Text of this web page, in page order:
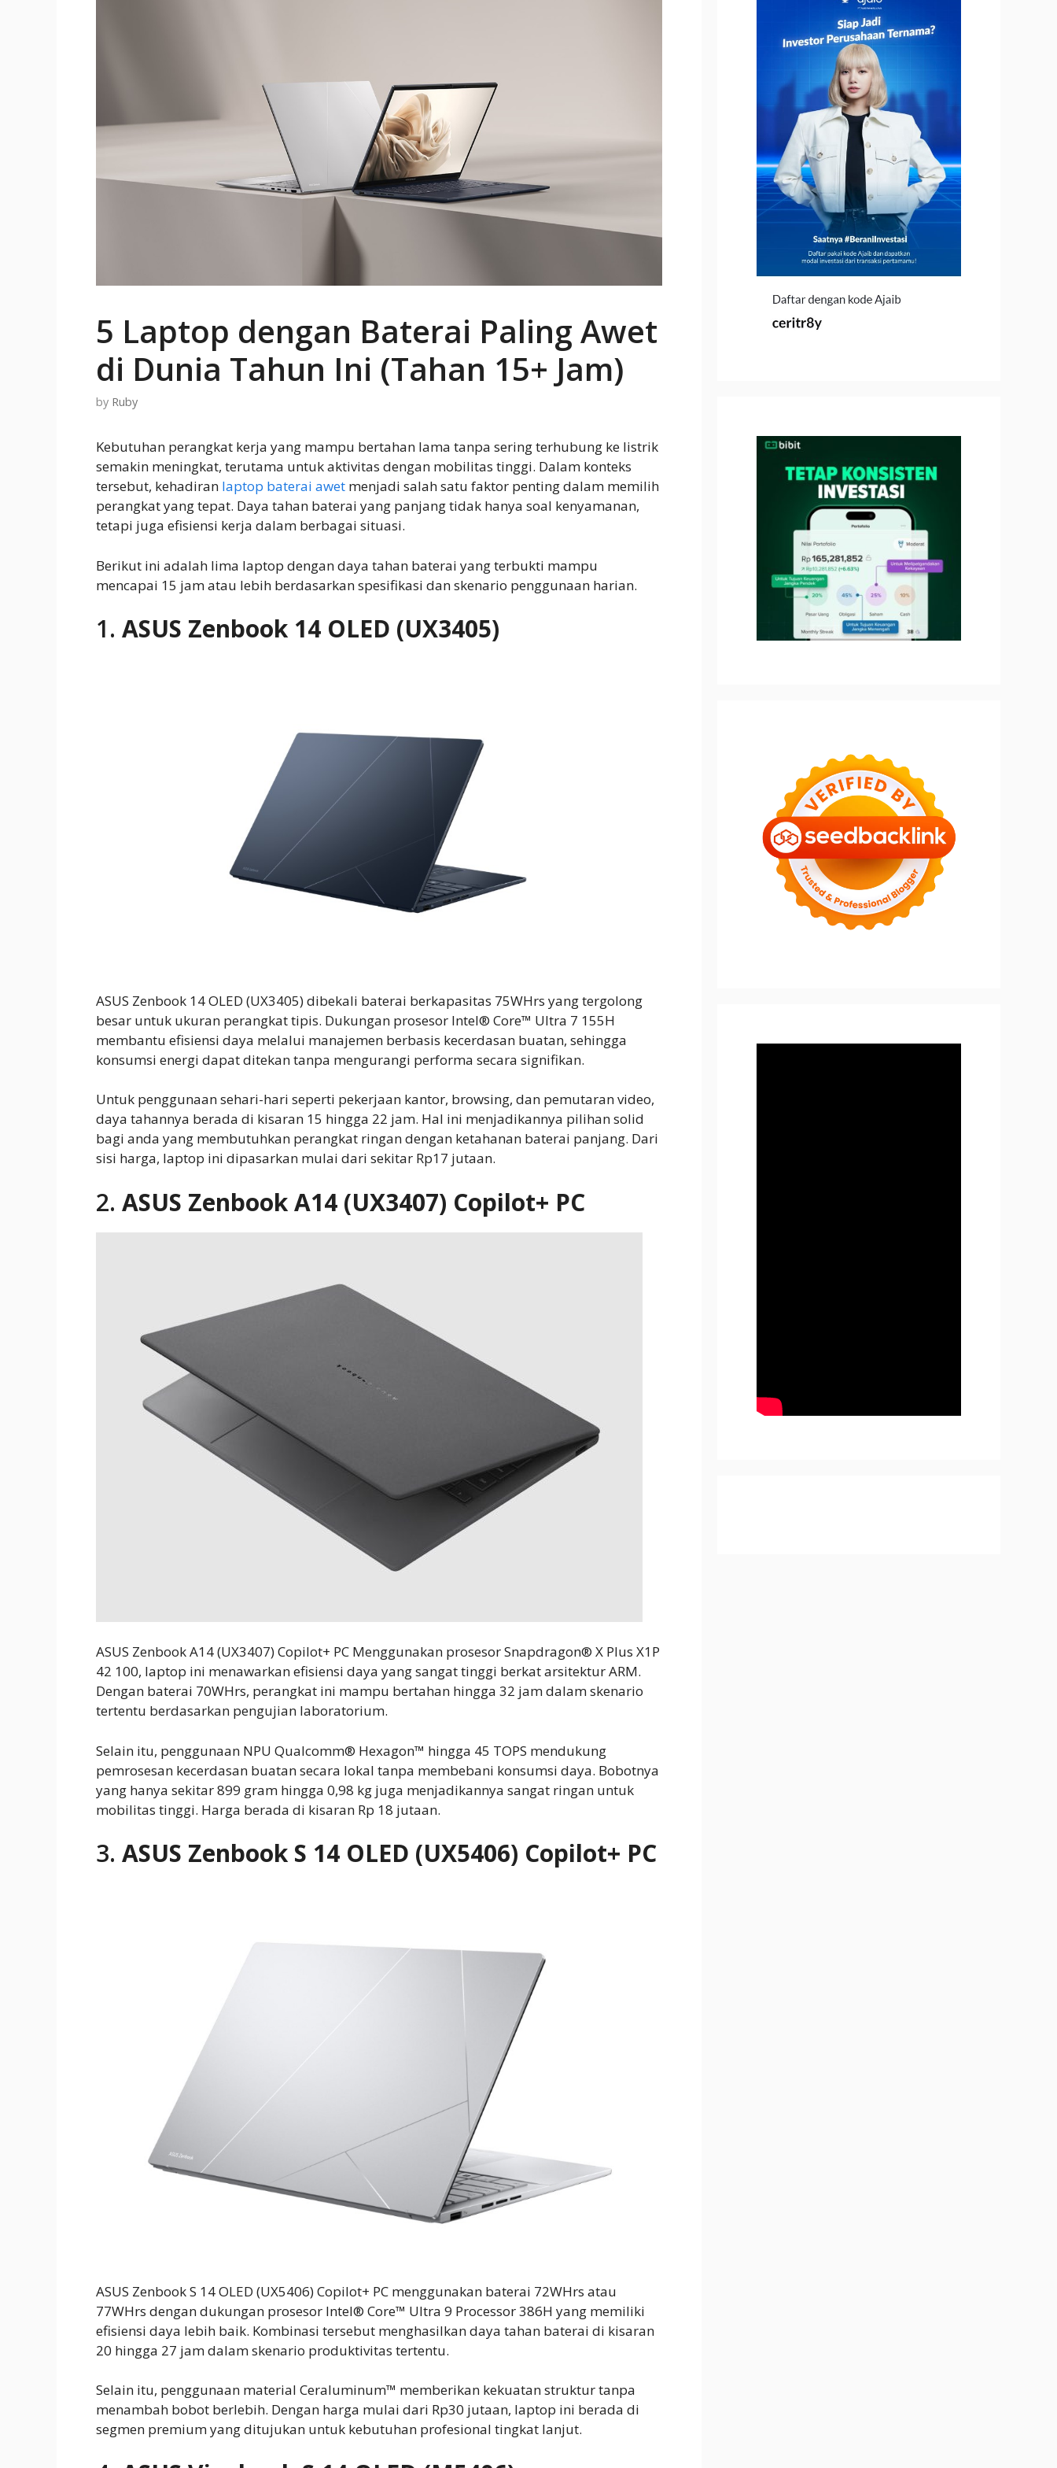
5 Laptop dengan Baterai Paling Awet
di Dunia Tahun Ini (Tahan 15+ Jam)
by Ruby
Kebutuhan perangkat kerja yang mampu bertahan lama tanpa sering terhubung ke listrik
semakin meningkat, terutama untuk aktivitas dengan mobilitas tinggi. Dalam konteks
tersebut, kehadiran laptop baterai awet menjadi salah satu faktor penting dalam memilih
perangkat yang tepat. Daya tahan baterai yang panjang tidak hanya soal kenyamanan,
tetapi juga efisiensi kerja dalam berbagai situasi.
Berikut ini adalah lima laptop dengan daya tahan baterai yang terbukti mampu
mencapai 15 jam atau lebih berdasarkan spesifikasi dan skenario penggunaan harian.
1. ASUS Zenbook 14 OLED (UX3405)
ASUS Zenbook 14 OLED (UX3405) dibekali baterai berkapasitas 75WHrs yang tergolong
besar untuk ukuran perangkat tipis. Dukungan prosesor Intel® Core™ Ultra 7 155H
membantu efisiensi daya melalui manajemen berbasis kecerdasan buatan, sehingga
konsumsi energi dapat ditekan tanpa mengurangi performa secara signifikan.
Untuk penggunaan sehari-hari seperti pekerjaan kantor, browsing, dan pemutaran video,
daya tahannya berada di kisaran 15 hingga 22 jam. Hal ini menjadikannya pilihan solid
bagi anda yang membutuhkan perangkat ringan dengan ketahanan baterai panjang. Dari
sisi harga, laptop ini dipasarkan mulai dari sekitar Rp17 jutaan.
2. ASUS Zenbook A14 (UX3407) Copilot+ PC
ASUS Zenbook A14 (UX3407) Copilot+ PC Menggunakan prosesor Snapdragon® X Plus X1P
42 100, laptop ini menawarkan efisiensi daya yang sangat tinggi berkat arsitektur ARM.
Dengan baterai 70WHrs, perangkat ini mampu bertahan hingga 32 jam dalam skenario
tertentu berdasarkan pengujian laboratorium.
Selain itu, penggunaan NPU Qualcomm® Hexagon™ hingga 45 TOPS mendukung
pemrosesan kecerdasan buatan secara lokal tanpa membebani konsumsi daya. Bobotnya
yang hanya sekitar 899 gram hingga 0,98 kg juga menjadikannya sangat ringan untuk
mobilitas tinggi. Harga berada di kisaran Rp 18 jutaan.
3. ASUS Zenbook S 14 OLED (UX5406) Copilot+ PC
ASUS Zenbook S 14 OLED (UX5406) Copilot+ PC menggunakan baterai 72WHrs atau
77WHrs dengan dukungan prosesor Intel® Core™ Ultra 9 Processor 386H yang memiliki
efisiensi daya lebih baik. Kombinasi tersebut menghasilkan daya tahan baterai di kisaran
20 hingga 27 jam dalam skenario produktivitas tertentu.
Selain itu, penggunaan material Ceraluminum™ memberikan kekuatan struktur tanpa
menambah bobot berlebih. Dengan harga mulai dari Rp30 jutaan, laptop ini berada di
segmen premium yang ditujukan untuk kebutuhan profesional tingkat lanjut.